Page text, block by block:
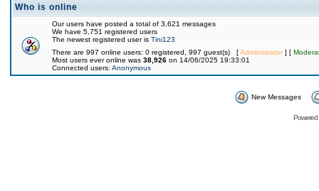
Who is online
Our users have posted a total of 3,621 messages
We have 5,751 registered users
The newest registered user is Tini123
There are 997 online users: 0 registered, 997 guest(s) [Administrator] [
Most users ever online was 38,926 on 14/06/2025 19:33:01
Connected users: Anonymous
New Messages